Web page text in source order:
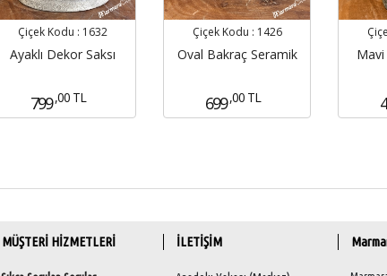
Çiçek Kodu : 1632
Ayaklı Dekor Saksı
799 ,00 TL
Çiçek Kodu : 1426
Oval Bakraç Seramik
699 ,00 TL
MÜŞTERİ HİZMETLERİ İLETİŞİM